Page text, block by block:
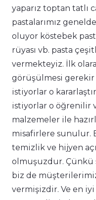
yaparız toptan tatlı
pastalarımız
oluyor köstebek
rüyası vb. pasta
vermekteyiz. İlk
görüşülmesi gerekir
istiyorlar o
istiyorlar o öğrenilir
malzemeler ile
misafirlere sunulur.
temizlik ve hijyen
olmuşuzdur. Çünkü
biz de
vermişizdir. Ve en